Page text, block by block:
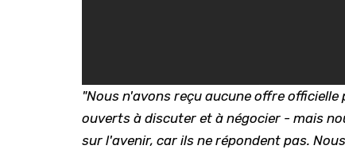
"Nous n'avons reçu aucune offre
ouverts à discuter et à négocier - mais
sur l'avenir, car ils ne répondent pas.